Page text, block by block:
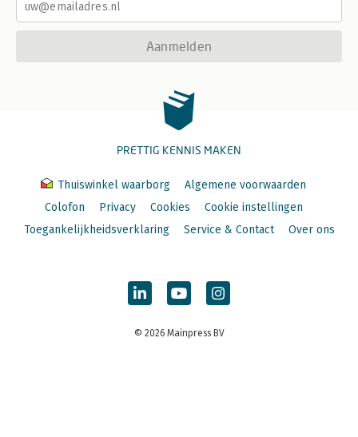
Aanmelden
PRETTIG KENNIS MAKEN
Thuiswinkel waarborg
Algemene voorwaarden
Colofon
Privacy Cookies
Cookie instellingen
Toegankelijkheidsverklaring
Service & Contact Over ons
© 2026 Mainpress BV